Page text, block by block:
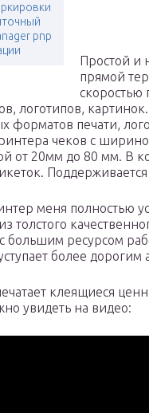
pnp
Простой и
прямой
скоростью
логотипов,
форматов печати,
чеков с
от 20мм до 80 мм. В
меня полностью
толстого
большим ресурсом
более дорогим
клеящиеся
увидеть на видео: